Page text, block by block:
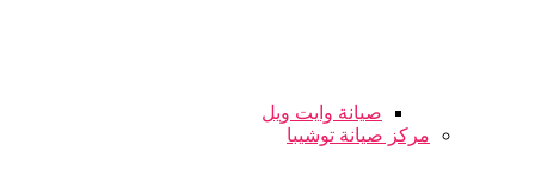
صيانة وايت ويل
مركز صيانة توشيبا